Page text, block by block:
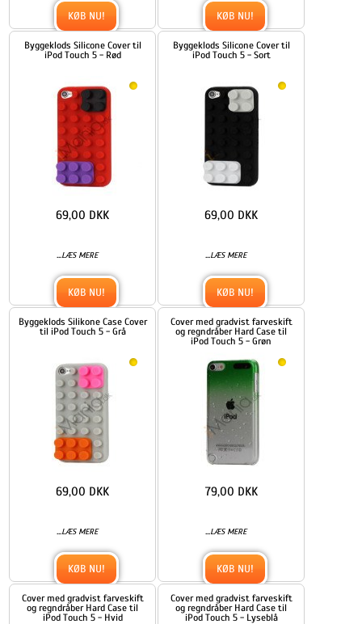
KØB NU! KØB NU!
Byggeklods Silicone Cover til
iPod Touch 5 - Rød
...LÆS MERE
69,00 DKK
KØB NU!
Byggeklods Silicone Cover til
iPod Touch 5 - Sort
...LÆS MERE
69,00 DKK
KØB NU!
Byggeklods Silikone Case Cover
til iPod Touch 5 - Grå
...LÆS MERE
69,00 DKK
KØB NU!
Cover med gradvist farveskift
og regndråber Hard Case til
iPod Touch 5 - Grøn
...LÆS MERE
79,00 DKK
KØB NU!
Cover med gradvist farveskift
og regndråber Hard Case til
iPod Touch 5 - Hvid
Cover med gradvist farveskift
og regndråber Hard Case til
iPod Touch 5 - Lyseblå